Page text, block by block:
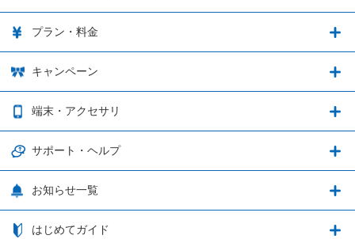
音声通話料金がもっとオトクに
データ通信容量繰り越し
通信エリアと通信速度状況
つながる端末保証
ゲーム連携・特典の詳細
ブレイブソード×ブレイズソウル
ウマ娘 プリティーダービー
プリンセスコネクト！Re:Dive
プラン・料金
プラン・料金
3種類のSIMタイプ
日割り計算
キャンペーン
お得なキャンペーン実施中！
OPPO端末購入キャンペーン第5弾
端末・アクセサリ
端末・アクセサリ
iPhone利用について
サポート・ヘルプ
サポート・ヘルプ
お知らせ一覧
お知らせ一覧
はじめてガイド